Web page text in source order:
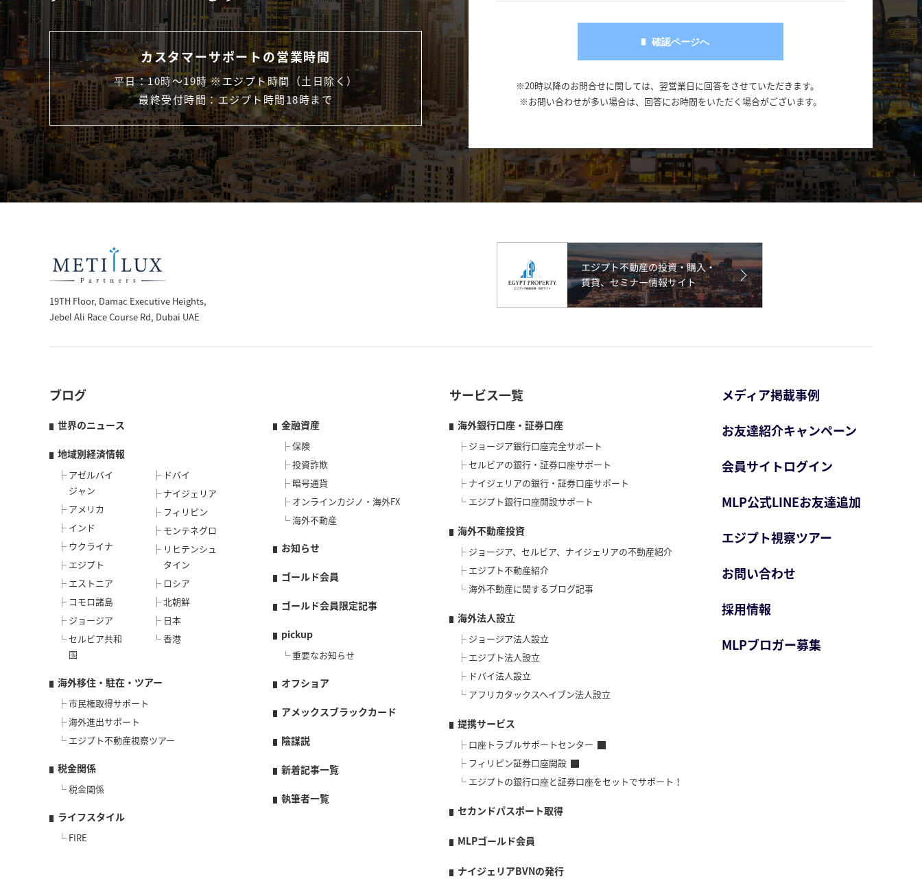
カスタマーサポートの営業時間
平日：10時〜19時 ※エジプト時間（土日除く）
最終受付時間：エジプト時間18時まで
※20時以降のお問合せに関しては、翌営業日に回答をさせていただきます。
※お問い合わせが多い場合は、回答にお時間をいただく場合がございます。
19TH Floor, Damac Executive Heights,
Jebel Ali Race Course Rd, Dubai UAE
ブログ
世界のニュース
地域別経済情報
アゼルバイ
ジャン
アメリカ
インド
ウクライナ
エジプト
エストニア
コモロ諸島
ジョージア
セルビア共和
国
ドバイ
ナイジェリア
フィリピン
モンテネグロ
リヒテンシュ
タイン
ロシア
北朝鮮
日本
香港
海外移住・駐在・ツアー
市民権取得サポート
海外進出サポート
エジプト不動産視察ツアー
税金関係
税金関係
ライフスタイル
FIRE
金融資産
保険
投資詐欺
暗号通貨
オンラインカジノ・海外FX
海外不動産
お知らせ
ゴールド会員
ゴールド会員限定記事
pickup
重要なお知らせ
オフショア
アメックスブラックカード
陰謀説
新着記事一覧
執筆者一覧
サービス一覧
海外銀行口座・証券口座
ジョージア銀行口座完全サポート
セルビアの銀行・証券口座サポート
ナイジェリアの銀行・証券口座サポート
エジプト銀行口座開設サポート
海外不動産投資
ジョージア、セルビア、ナイジェリアの不動産紹介
エジプト不動産紹介
海外不動産に関するブログ記事
海外法人設立
ジョージア法人設立
エジプト法人設立
ドバイ法人設立
アフリカタックスヘイブン法人設立
提携サービス
口座トラブルサポートセンター
フィリピン証券口座開設
エジプトの銀行口座と証券口座をセットでサポート！
セカンドパスポート取得
MLPゴールド会員
ナイジェリアBVNの発行
メディア掲載事例
お友達紹介キャンペーン
会員サイトログイン
MLP公式LINEお友達追加
エジプト視察ツアー
お問い合わせ
採用情報
MLPブロガー募集